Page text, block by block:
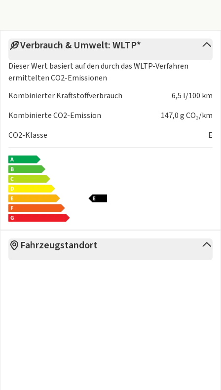
Verbrauch & Umwelt: WLTP*
Dieser Wert basiert auf den durch dasWLTP-Verfahren
ermittelten CO2-Emissionen
Kombinierter Kraftstoffverbrauch
6,5 l/100 km
Kombinierte CO2-Emission
147,0 g CO₂/km
CO2-Klasse
E
Fahrzeugstandort